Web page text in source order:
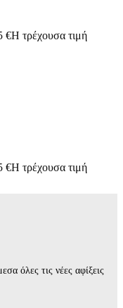
€Η τρέχουσα τιμή
€Η τρέχουσα τιμή
όλες τις νέες αφίξεις